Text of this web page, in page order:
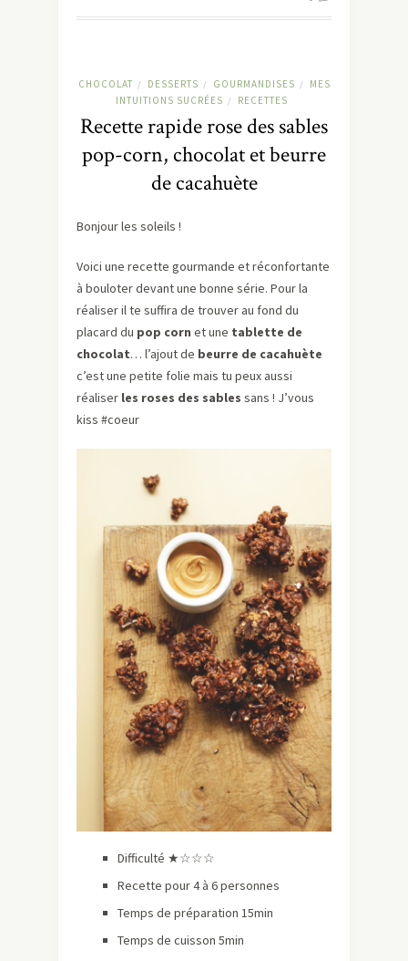
CHOCOLAT / DESSERTS / GOURMANDISES /
MES
INTUITIONS SUCRÉES / RECETTES
Recette rapide rose des sables
pop-corn, chocolat et beurre
de cacahuète
Bonjour les soleils !
Voici une recette gourmande et réconfortante
à bouloter devant une bonne série. Pour la
réaliser il te suffira de trouver au fond du
placard du pop corn et une tablette de
chocolat… l’ajout de beurre de cacahuète
c’est une petite folie mais tu peux aussi
réaliser les roses des sables sans ! J’vous
kiss #coeur
Difficulté ★☆☆☆
Recette pour 4 à 6 personnes
Temps de préparation 15min
Temps de cuisson 5min